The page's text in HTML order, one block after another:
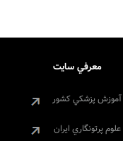
معرفي سايت
پزشکي کشور
پرتونگاري ايران